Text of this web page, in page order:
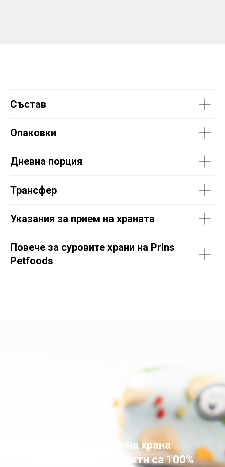
Състав
Опаковки
Дневна порция
Трансфер
Указания за прием на храната
Повече за суровите храни на Prins
Petfoods
100% натурална храна
Всички наши продукти са 100%